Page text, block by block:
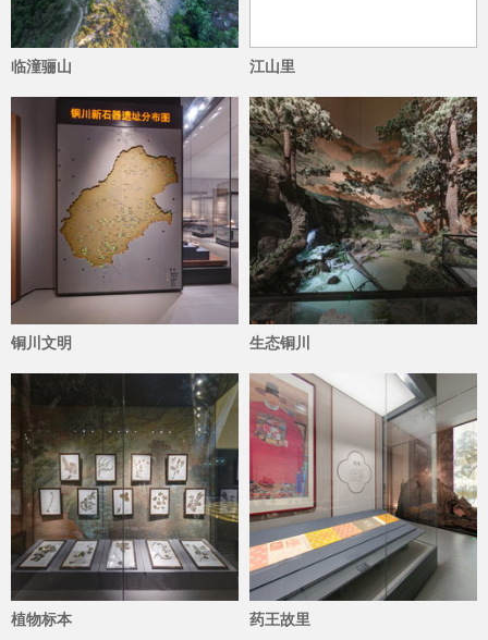
临潼骊山
1335
江山里
1252
铜川文明
3702
生态铜川
3575
植物标本 药王故里